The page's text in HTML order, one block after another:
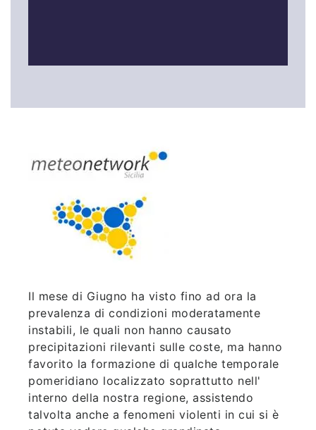
Il mese di Giugno ha visto fino ad ora la
prevalenza di condizioni moderatamente
instabili, le quali non hanno causato
precipitazioni rilevanti sulle coste, ma hanno
favorito la formazione di qualche temporale
pomeridiano localizzato soprattutto nell'
interno della nostra regione, assistendo
talvolta anche a fenomeni violenti in cui si è